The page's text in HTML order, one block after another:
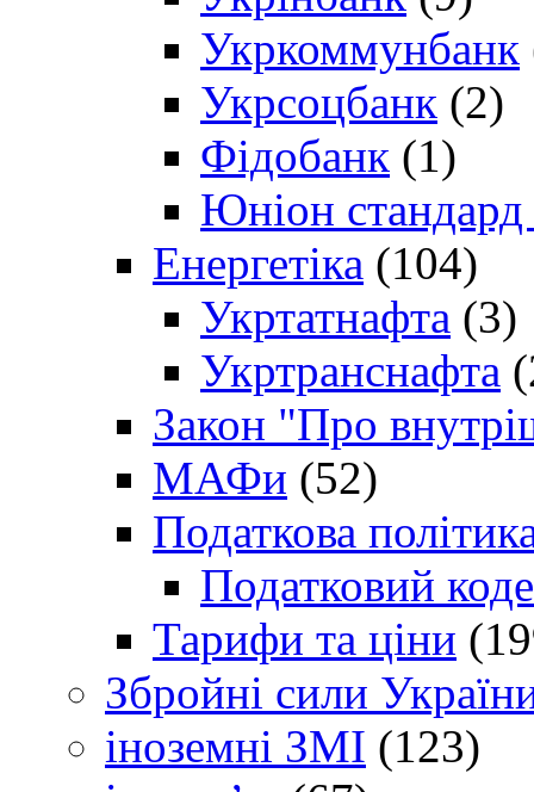
Укркоммунбанк
Укрсоцбанк (2)
Фідобанк (1)
Юніон стандард
Енергетіка (104)
Укртатнафта (3)
Укртранснафта
Закон "Про
МАФи (52)
Податкова
Податковий
Тарифи та ціни
Збройні сили
іноземні ЗМІ (123)